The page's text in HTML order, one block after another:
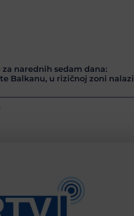
narednih sedam dana:
Balkanu, u rizičnoj zoni nalazi